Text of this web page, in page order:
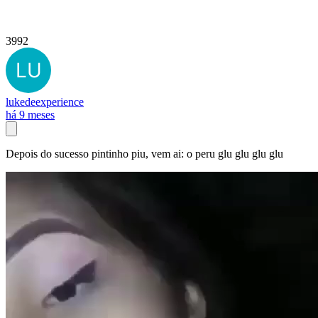
3992
lukedeexperience
há 9 meses
Depois do sucesso pintinho piu, vem ai: o peru glu glu glu glu